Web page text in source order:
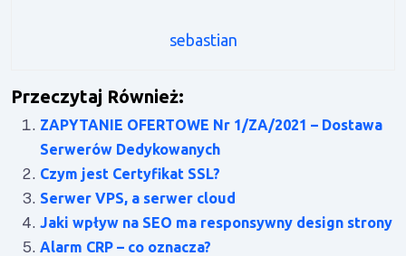
sebastian
Przeczytaj Również:
ZAPYTANIE OFERTOWE Nr 1/ZA/2021 – Dostawa
Serwerów Dedykowanych
Czym jest Certyfikat SSL?
Serwer VPS, a serwer cloud
Jaki wpływ na SEO ma responsywny design strony
Alarm CRP – co oznacza?